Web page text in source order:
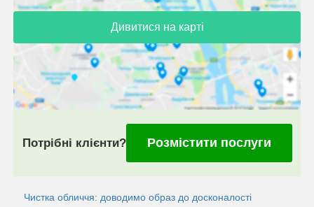
Дивитися на карті
Потрібні клієнти? Розмістити послуги
Чистка обличчя: доводимо образ до досконалості